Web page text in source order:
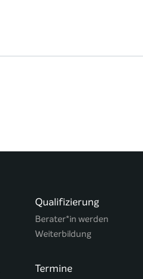
Qualifizierung
Berater*in werden
Weiterbildung
Termine